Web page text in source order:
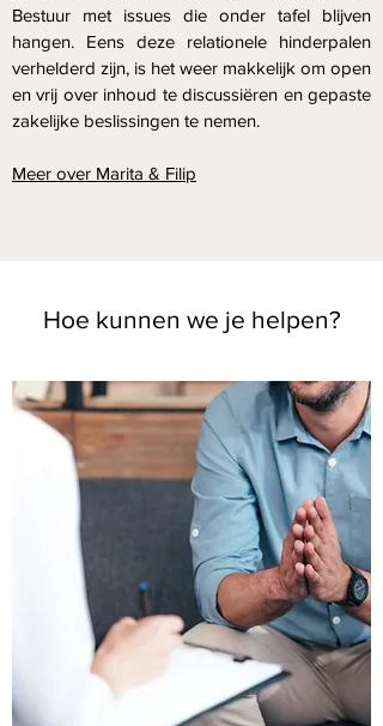
Bestuur met issues die onder tafel blijven
hangen. Eens deze relationele hinderpalen
verhelderd zijn, is het weer makkelijk om open
en vrij over inhoud te discussiëren en gepaste
zakelijke beslissingen te nemen.
Meer over Marita & Filip
Hoe kunnen we je helpen?